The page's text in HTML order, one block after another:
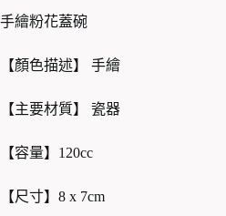
手繪粉花蓋碗
【顏色描述】 手繪
【主要材質】 瓷器
【容量】120cc
【尺寸】8 x 7cm